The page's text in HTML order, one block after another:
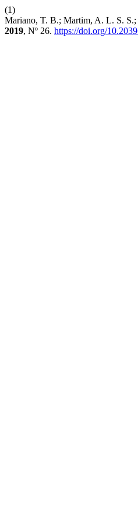
(1)
Mariano, T. B.; Martim, A. L. S. S.;
2019, Nº 26. https://doi.org/